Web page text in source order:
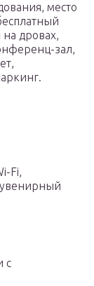
место
дровах,
зал,
Fi,
с